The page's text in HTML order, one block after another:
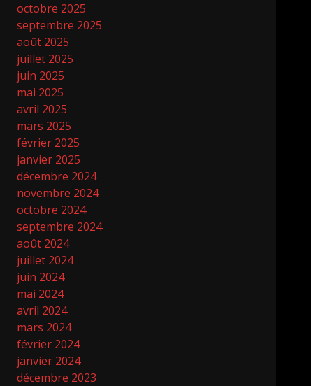
octobre 2025
septembre 2025
août 2025
juillet 2025
juin 2025
mai 2025
avril 2025
mars 2025
février 2025
janvier 2025
décembre 2024
novembre 2024
octobre 2024
septembre 2024
août 2024
juillet 2024
juin 2024
mai 2024
avril 2024
mars 2024
février 2024
janvier 2024
décembre 2023